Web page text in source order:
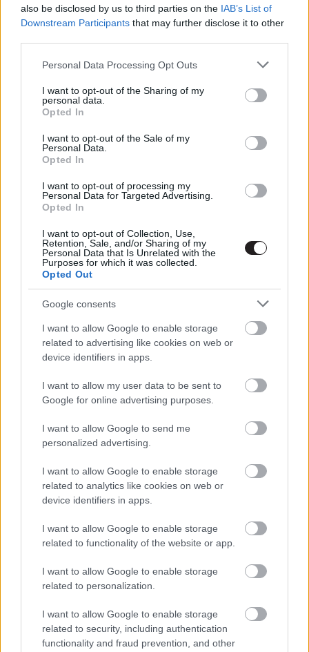
also be disclosed by us to third parties on the IAB’s List of
Downstream Participants that may further disclose it to other
Please note that this website/app uses one or more Google
not limited to your visit or usage behaviour. You may click to
grant or deny consent to Google and its third-party tags to
use your data for below specified purposes in below Google
consent section.
Personal Data Processing Opt Outs
I want to opt-out of the Sharing of my
personal data.
Opted In
I want to opt-out of the Sale of my
Personal Data.
Opted In
I want to opt-out of processing my
Personal Data for Targeted Advertising.
Opted In
I want to opt-out of Collection, Use,
Retention, Sale, and/or Sharing of my
Personal Data that Is Unrelated with the
Purposes for which it was collected.
Opted Out
Google consents
I want to allow Google to enable storage
related to advertising like cookies on web or
device identifiers in apps.
I want to allow my user data to be sent to
Google for online advertising purposes.
I want to allow Google to send me
personalized advertising.
I want to allow Google to enable storage
related to analytics like cookies on web or
device identifiers in apps.
I want to allow Google to enable storage
related to functionality of the website or app.
I want to allow Google to enable storage
related to personalization.
I want to allow Google to enable storage
related to security, including authentication
functionality and fraud prevention, and other
Nem tudod, mit nézz az HBO
két videojátékos sorozat is
Ezek voltak 2023 legjobb filmjei és
szerint
gsplus.hu| 2024.01.12 15:01
Kiábrándító számokat produkált a
DCEU 2023-ban
gsplus.hu| 2024.01.10 17:50
Toplista: 2023 legjobb könyvei és
képregényei
Toplista: 2023 legjobb sorozatai
Hír| 2024.01.07 17:00
Toplista: 2023 legrosszabb filmjei
Hír| 2024.01.06 17:00
Toplista: 2023 legnagyobb
csalódásai
helyzetbe hozhatom a férfiakat”
– ti is várjátok a Star Wars-filmet,
amit ő rendez?